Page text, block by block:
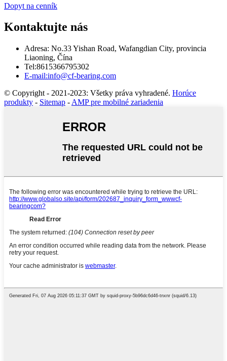
Dopyt na cenník
Kontaktujte nás
Adresa: No.33 Yishan Road, Wafangdian City, provincia
Liaoning, Čína
Tel:8615366795302
E-mail:info@cf-bearing.com
© Copyright - 2021-2023: Všetky práva vyhradené. Horúce
produkty - Sitemap - AMP pre mobilné zariadenia